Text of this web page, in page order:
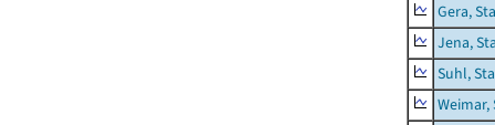
Gera,
Jena,
Suhl,
Weimar,